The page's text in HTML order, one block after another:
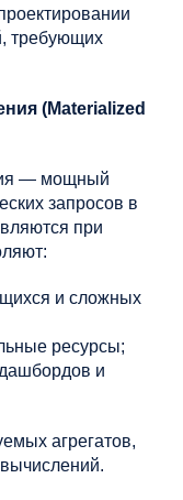
требующих
(Materialized
— мощный
запросов в
при
и сложных
ресурсы;
и
агрегатов,